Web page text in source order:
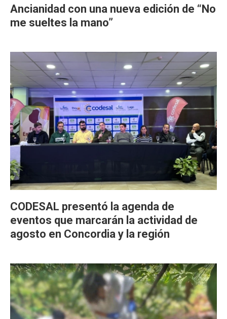
Ancianidad con una nueva edición de “No
me sueltes la mano”
CODESAL presentó la agenda de
eventos que marcarán la actividad de
agosto en Concordia y la región